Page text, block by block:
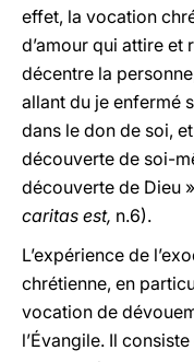
effet, la vocation
d’amour qui attire et
décentre la
allant du je enfermé
dans le don de soi,
découverte de soi-
découverte de Dieu
caritas est, n.6).
L’expérience de
chrétienne, en
vocation de
l’Évangile. Il